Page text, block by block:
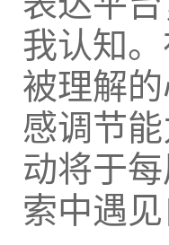
我认知
被理解
感调节
动将于
索中遇